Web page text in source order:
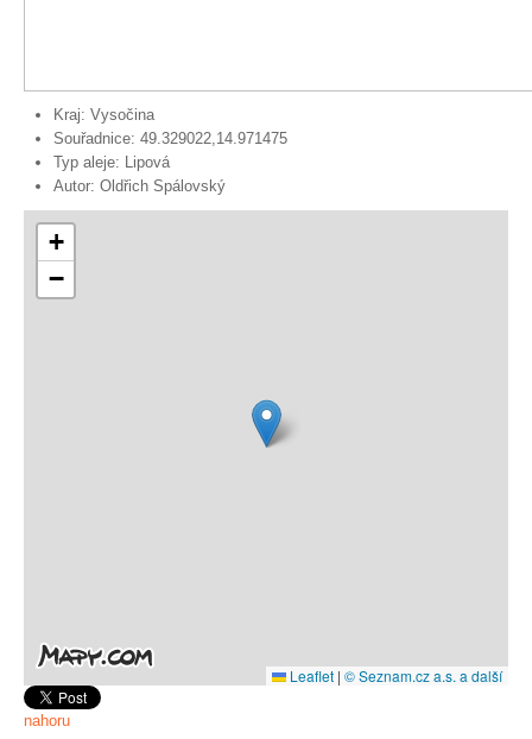
Kraj: Vysočina
Souřadnice: 49.329022,14.971475
Typ aleje: Lipová
Autor: Oldřich Spálovský
+
−
Leaflet | © Seznam.cz a.s. a další
nahoru